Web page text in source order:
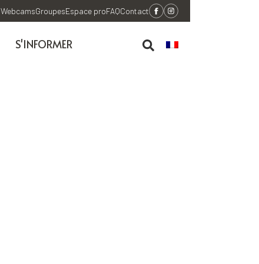
WebcamsGroupesEspace proFAQContact
S'INFORMER